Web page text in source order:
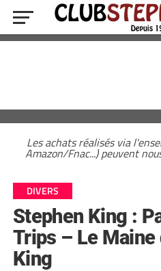
Les achats réalisés via
Amazon/Fnac...) peuvent
DIVERS
Stephen King :
Trips – Le Maine
King